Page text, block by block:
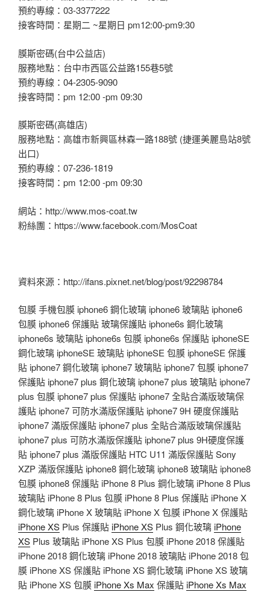
預約專線：03-3377222
接客時間：星期二 ~星期日 pm12:00-pm9:30
膜斯密碼(台中公益店)
服務地點：台中市西區公益路155巷5號
預約專線：04-2305-9090
接客時間：pm 12:00 -pm 09:30
膜斯密碼(高雄店)
服務地點：高雄市新興區林森一路188號 (捷運美麗島站8號
出口)
預約專線：07-236-1819
接客時間：pm 12:00 -pm 09:30
網站：http://www.mos-coat.tw
粉絲團：https://www.facebook.com/MosCoat
資料來源：http://ifans.pixnet.net/blog/post/92298784
包膜 手機包膜 iphone6 鋼化玻璃 iphone6 玻璃貼 iphone6
包膜 iphone6 保護貼 玻璃保護貼 iphone6s 鋼化玻璃
iphone6s 玻璃貼 iphone6s 包膜 iphone6s 保護貼 iphoneSE
鋼化玻璃 iphoneSE 玻璃貼 iphoneSE 包膜 iphoneSE 保護
貼 iphone7 鋼化玻璃 iphone7 玻璃貼 iphone7 包膜 iphone7
保護貼 iphone7 plus 鋼化玻璃 iphone7 plus 玻璃貼 iphone7
plus 包膜 iphone7 plus 保護貼 iphone7 全貼合滿版玻璃保
護貼 iphone7 可防水滿版保護貼 iphone7 9H 硬度保護貼
iphone7 滿版保護貼 iphone7 plus 全貼合滿版玻璃保護貼
iphone7 plus 可防水滿版保護貼 iphone7 plus 9H硬度保護
貼 iphone7 plus 滿版保護貼 HTC U11 滿版保護貼 Sony
XZP 滿版保護貼 iphone8 鋼化玻璃 iphone8 玻璃貼 iphone8
包膜 iphone8 保護貼 iPhone 8 Plus 鋼化玻璃 iPhone 8 Plus
玻璃貼 iPhone 8 Plus 包膜 iPhone 8 Plus 保護貼 iPhone X
鋼化玻璃 iPhone X 玻璃貼 iPhone X 包膜 iPhone X 保護貼
iPhone XS Plus 保護貼iPhone XS Plus 鋼化玻璃iPhone
XS Plus 玻璃貼 iPhone XS Plus 包膜 iPhone 2018 保護貼
iPhone 2018 鋼化玻璃 iPhone 2018 玻璃貼 iPhone 2018 包
膜 iPhone XS 保護貼 iPhone XS 鋼化玻璃 iPhone XS 玻璃
貼 iPhone XS 包膜iPhone Xs Max 保護貼iPhone Xs Max